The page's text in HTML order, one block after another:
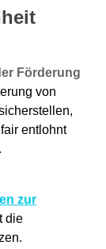
Förderung
von
entlohnt
zur
die